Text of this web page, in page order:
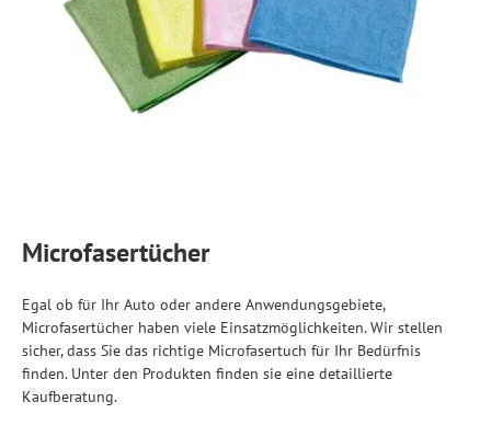
Microfasertücher
Egal ob für Ihr Auto oder andere Anwendungsgebiete,
Microfasertücher haben viele Einsatzmöglichkeiten. Wir stellen
sicher, dass Sie das richtige Microfasertuch für Ihr Bedürfnis
finden. Unter den Produkten finden sie eine detaillierte
Kaufberatung.